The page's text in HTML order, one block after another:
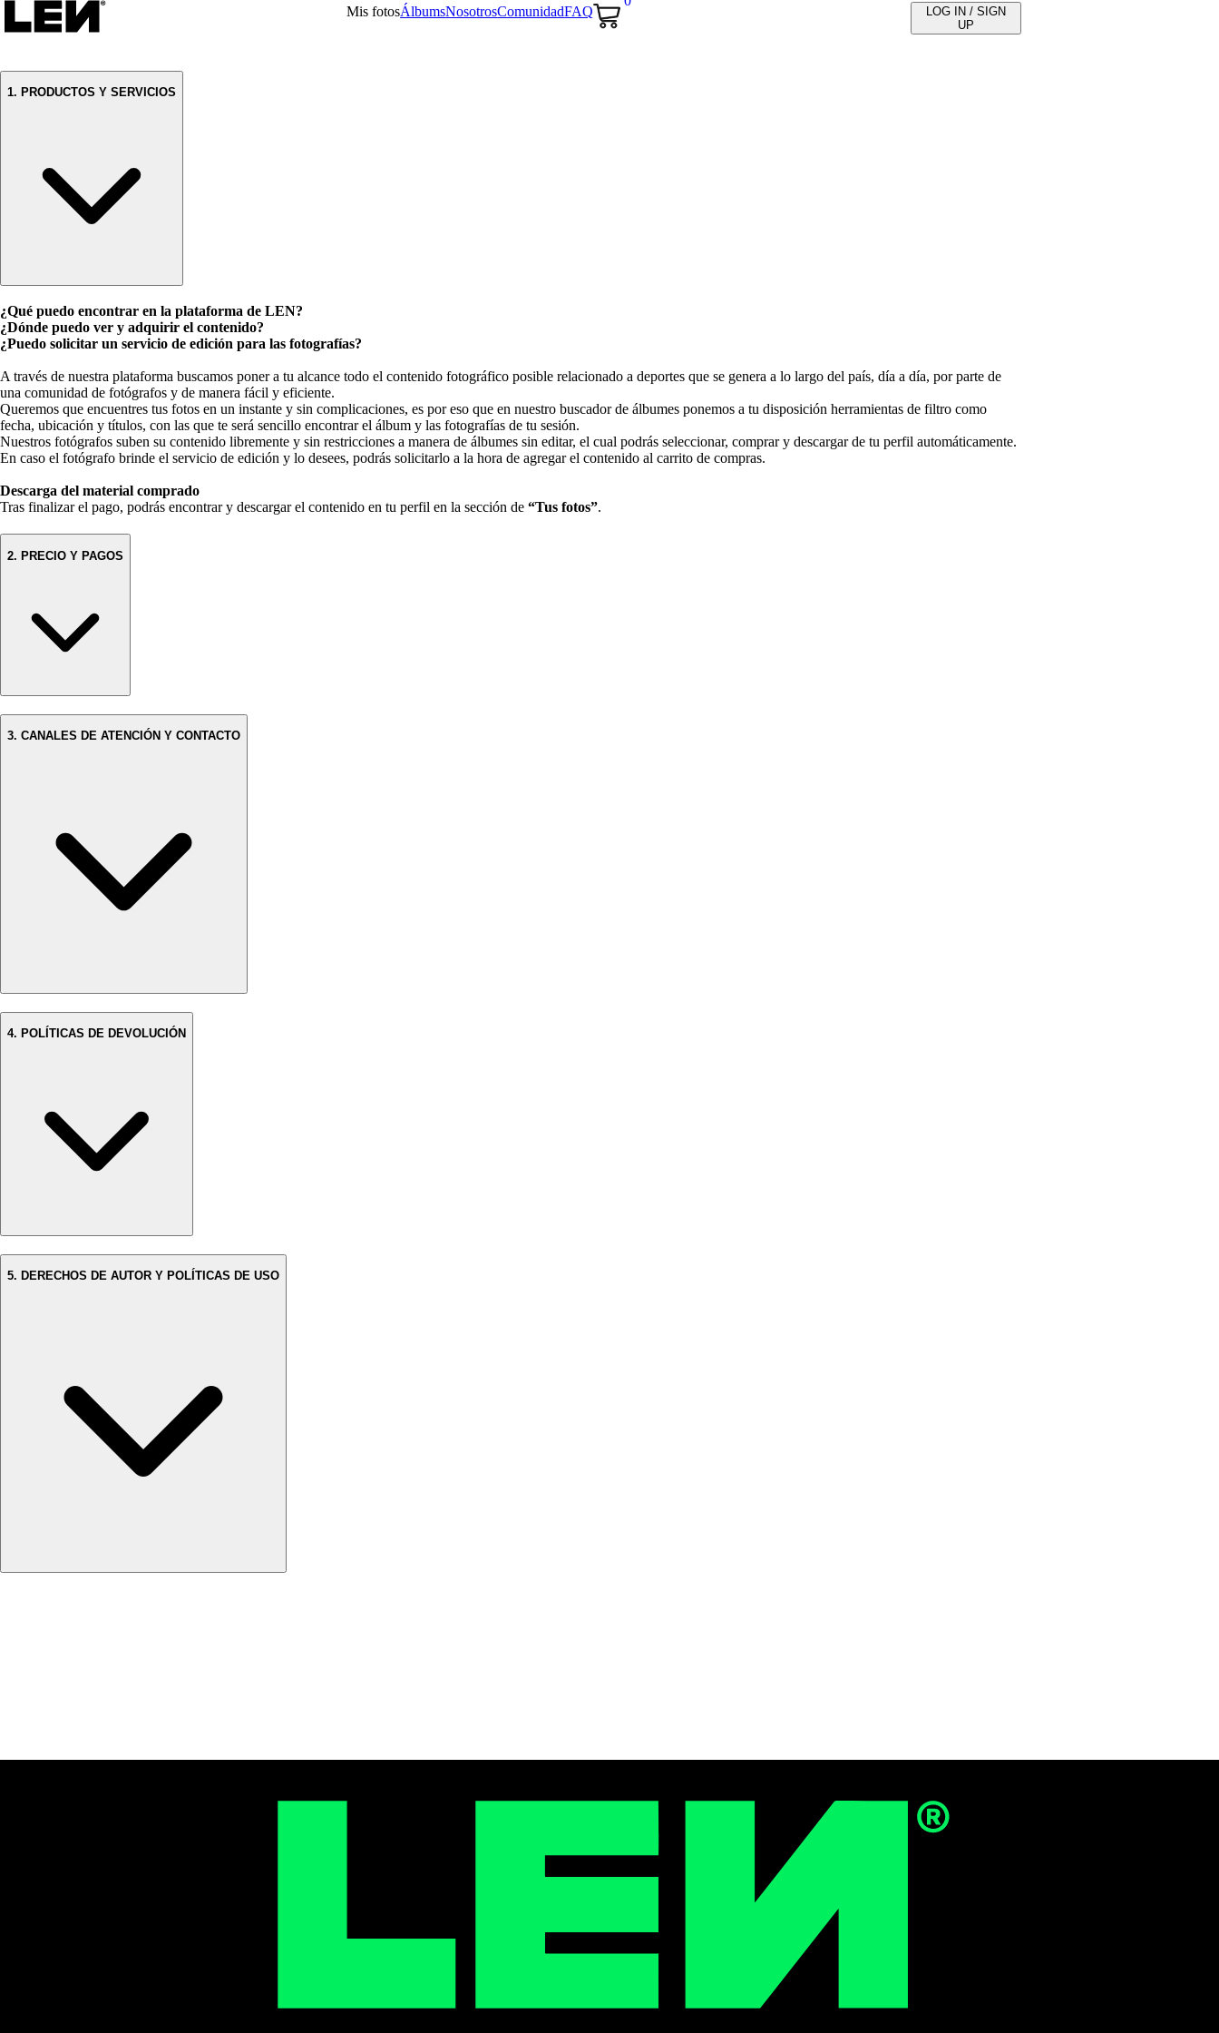
Mis fotosÁlbumsNosotrosComunidadFAQ
LOG IN / SIGN
UP
1. PRODUCTOS Y SERVICIOS
¿Qué puedo encontrar en la plataforma de LEN?
¿Dónde puedo ver y adquirir el contenido?
¿Puedo solicitar un servicio de edición para las fotografías?
A través de nuestra plataforma buscamos poner a tu alcance todo el contenido fotográfico posible relacionado a deportes que se genera a lo largo del país, día a día, por parte de
una comunidad de fotógrafos y de manera fácil y eficiente.
Queremos que encuentres tus fotos en un instante y sin complicaciones, es por eso que en nuestro buscador de álbumes ponemos a tu disposición herramientas de filtro como
fecha, ubicación y títulos, con las que te será sencillo encontrar el álbum y las fotografías de tu sesión.
Nuestros fotógrafos suben su contenido libremente y sin restricciones a manera de álbumes sin editar, el cual podrás seleccionar, comprar y descargar de tu perfil automáticamente.
En caso el fotógrafo brinde el servicio de edición y lo desees, podrás solicitarlo a la hora de agregar el contenido al carrito de compras.
Descarga del material comprado
Tras finalizar el pago, podrás encontrar y descargar el contenido en tu perfil en la sección de “Tus fotos”.
2. PRECIO Y PAGOS
3. CANALES DE ATENCIÓN Y CONTACTO
4. POLÍTICAS DE DEVOLUCIÓN
5. DERECHOS DE AUTOR Y POLÍTICAS DE USO